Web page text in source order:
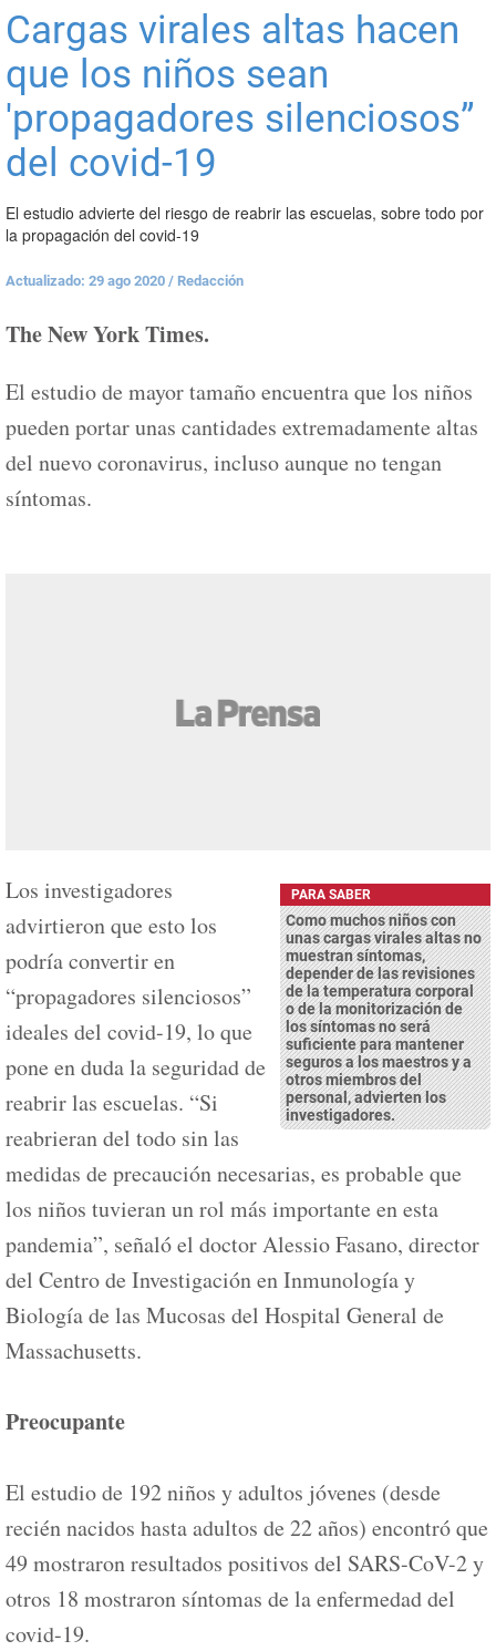
Cargas virales altas hacen
que los niños sean
'propagadores silenciosos”
del covid-19
El estudio advierte del riesgo de reabrir las escuelas, sobre todo por
la propagación del covid-19
Actualizado: 29 ago 2020 / Redacción
The New York Times.
El estudio de mayor tamaño encuentra que los niños
pueden portar unas cantidades extremadamente altas
del nuevo coronavirus, incluso aunque no tengan
síntomas.
PARA SABER
Como muchos niños con
unas cargas virales altas no
muestran síntomas,
depender de las revisiones
de la temperatura corporal
o de la monitorización de
los síntomas no será
suficiente para mantener
seguros a los maestros y a
otros miembros del
personal, advierten los
investigadores.
Los investigadores
advirtieron que esto los
podría convertir en
“propagadores silenciosos”
ideales del covid-19, lo que
pone en duda la seguridad de
reabrir las escuelas. “Si
reabrieran del todo sin las
medidas de precaución necesarias, es probable que
los niños tuvieran un rol más importante en esta
pandemia”, señaló el doctor Alessio Fasano, director
del Centro de Investigación en Inmunología y
Biología de las Mucosas del Hospital General de
Massachusetts.
Preocupante
El estudio de 192 niños y adultos jóvenes (desde
recién nacidos hasta adultos de 22 años) encontró que
49 mostraron resultados positivos del SARS-CoV-2 y
otros 18 mostraron síntomas de la enfermedad del
covid-19.